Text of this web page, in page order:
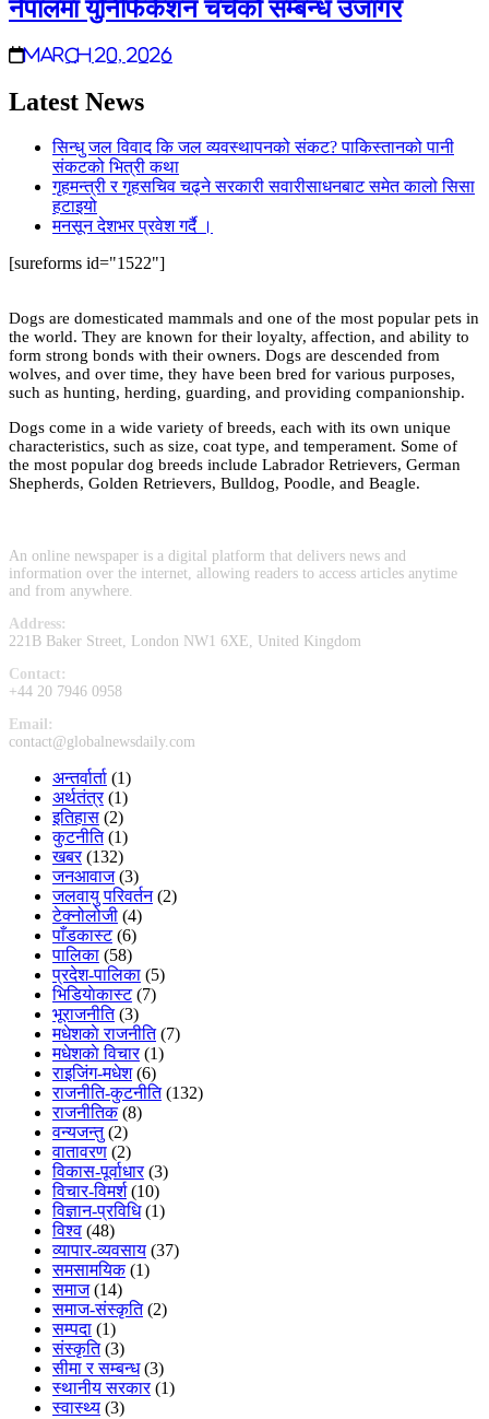
नेपालमा युनिफिकेशन चर्चको सम्बन्ध उजागर
March 20, 2026
Latest News
सिन्धु जल विवाद कि जल व्यवस्थापनको संकट? पाकिस्तानको पानी
संकटको भित्री कथा
गृहमन्त्री र गृहसचिव चढ्ने सरकारी सवारीसाधनबाट समेत कालो सिसा
हटाइयो
मनसून देशभर प्रवेश गर्दै ।
[sureforms id="1522"]
Dogs are domesticated mammals and one of the most popular pets in
the world. They are known for their loyalty, affection, and ability to
form strong bonds with their owners. Dogs are descended from
wolves, and over time, they have been bred for various purposes,
such as hunting, herding, guarding, and providing companionship.
Dogs come in a wide variety of breeds, each with its own unique
characteristics, such as size, coat type, and temperament. Some of
the most popular dog breeds include Labrador Retrievers, German
Shepherds, Golden Retrievers, Bulldog, Poodle, and Beagle.
An online newspaper is a digital platform that delivers news and
information over the internet, allowing readers to access articles anytime
and from anywhere.
Address:
221B Baker Street, London NW1 6XE, United Kingdom
Contact:
+44 20 7946 0958
Email:
contact@globalnewsdaily.com
अन्तर्वार्ता (1)
अर्थतंत्र(1)
इतिहास (2)
कुटनीति(1)
खबर(132)
जनआवाज(3)
जलवायु परिवर्तन(2)
टेक्नोलोजी (4)
पाँडकास्ट(6)
पालिका (58)
प्रदेश-पालिका (5)
भिडियाेकास्ट(7)
भूराजनीति(3)
मधेशकाे राजनीति(7)
मधेशकाे विचार(1)
राइजिंग-मधेश(6)
राजनीति-कुटनीति(132)
राजनीतिक(8)
वन्यजन्तु(2)
वातावरण (2)
विकास-पूर्वाधार(3)
विचार-विमर्श(10)
विज्ञान-प्रविधि(1)
विश्व (48)
व्यापार-व्यवसाय (37)
समसामयिक(1)
समाज(14)
समाज-संस्कृति(2)
सम्पदा (1)
संस्कृति(3)
सीमा र सम्बन्ध(3)
स्थानीय सरकार(1)
स्वास्थ्य (3)